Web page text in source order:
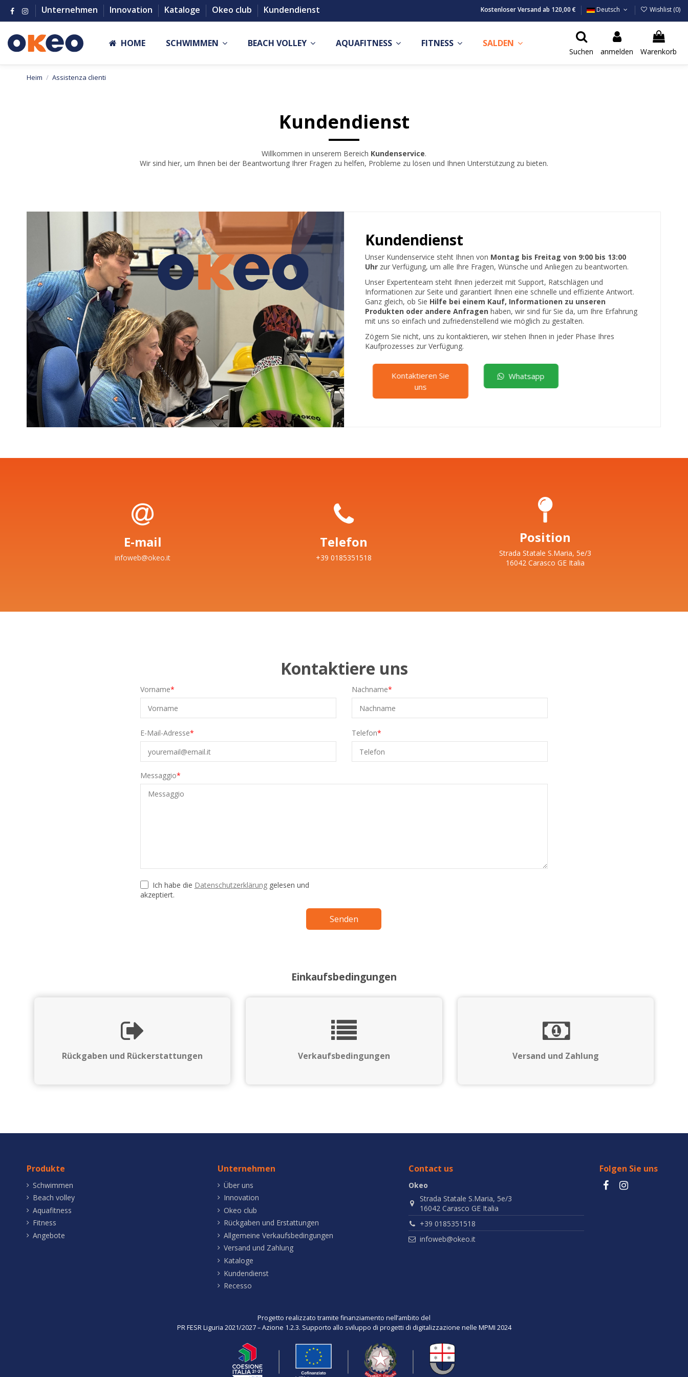
Unternehmen Innovation Kataloge Okeo club Kundendienst Kostenloser Versand ab 120,00 € Deutsch Wishlist (0)
HOME SCHWIMMEN BEACH VOLLEY AQUAFITNESS FITNESS SALDEN
Suchen anmelden Warenkorb
Heim Assistenza clienti
Kundendienst
Willkommen in unserem Bereich Kundenservice.
Wir sind hier, um Ihnen bei der Beantwortung Ihrer Fragen zu helfen, Probleme zu lösen und Ihnen Unterstützung zu bieten.
Kundendienst
Unser Kundenservice steht Ihnen von Montag bis Freitag von 9:00 bis 13:00
Uhr zur Verfügung, um alle Ihre Fragen, Wünsche und Anliegen zu beantworten.
Unser Expertenteam steht Ihnen jederzeit mit Support, Ratschlägen und
Informationen zur Seite und garantiert Ihnen eine schnelle und effiziente Antwort.
Ganz gleich, ob Sie Hilfe bei einem Kauf, Informationen zu unseren
Produkten oder andere Anfragen haben, wir sind für Sie da, um Ihre Erfahrung
mit uns so einfach und zufriedenstellend wie möglich zu gestalten.
Zögern Sie nicht, uns zu kontaktieren, wir stehen Ihnen in jeder Phase Ihres
Kaufprozesses zur Verfügung.
Kontaktieren Sie
uns
Whatsapp
E-mail
infoweb@okeo.it
Telefon
+39 0185351518
Position
Strada Statale S.Maria, 5e/3
16042 Carasco GE Italia
Kontaktiere uns
Vorname
E-Mail-Adresse
Nachname
Telefon
Messaggio
Ich habe die Datenschutzerklärunggelesen und
akzeptiert.
Senden
Einkaufsbedingungen
Rückgaben und Rückerstattungen Verkaufsbedingungen Versand und Zahlung
Produkte
Schwimmen
Beach volley
Aquafitness
Fitness
Angebote
Unternehmen
Über uns
Innovation
Okeo club
Rückgaben und Erstattungen
Allgemeine Verkaufsbedingungen
Versand und Zahlung
Kataloge
Kundendienst
Recesso
Contact us
Okeo
Strada Statale S.Maria, 5e/3
16042 Carasco GE Italia
+39 0185351518
infoweb@okeo.it
Folgen Sie uns
Progetto realizzato tramite finanziamento nell’ambito del
PR FESR Liguria 2021/2027 – Azione 1.2.3. Supporto allo sviluppo di progetti di digitalizzazione nelle MPMI 2024